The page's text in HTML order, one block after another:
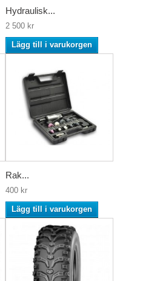
Hydraulisk...
2 500 kr
Lägg till i varukorgen
Rak...
400 kr
Lägg till i varukorgen